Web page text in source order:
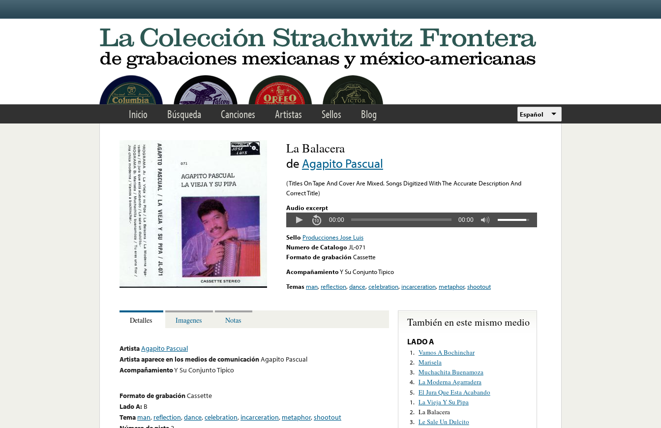
Inicio Búsqueda Canciones Artistas Sellos Blog Español
La Balacera
de Agapito Pascual
(Titles On Tape And Cover Are Mixed. Songs Digitized With The Accurate Description And
Correct Title)
Audio excerpt
00:00 00:00
Sello Producciones Jose Luis
Numero de Catalogo JL-071
Formato de grabación Cassette
AcompañamientoY Su Conjunto Tipico
Temas man, reflection,dance,celebration, incarceration, metaphor,shootout
Detalles Imagenes Notas
ArtistaAgapito Pascual
Artista aparece en los medios de comunicaciónAgapito Pascual
AcompañamientoY Su Conjunto Tipico
Formato de grabaciónCassette
Lado A: B
Tema man, reflection,dance,celebration, incarceration, metaphor,shootout
También en este mismo medio
LADO A
1. Vamos A Bochinchar
2. Marisela
3. Muchachita Buenamoza
4. La Moderna Agarradera
5. El Jura Que Esta Acabando
1. La Vieja Y Su Pipa
2. La Balacera
3. Le Sale Un Dulcito